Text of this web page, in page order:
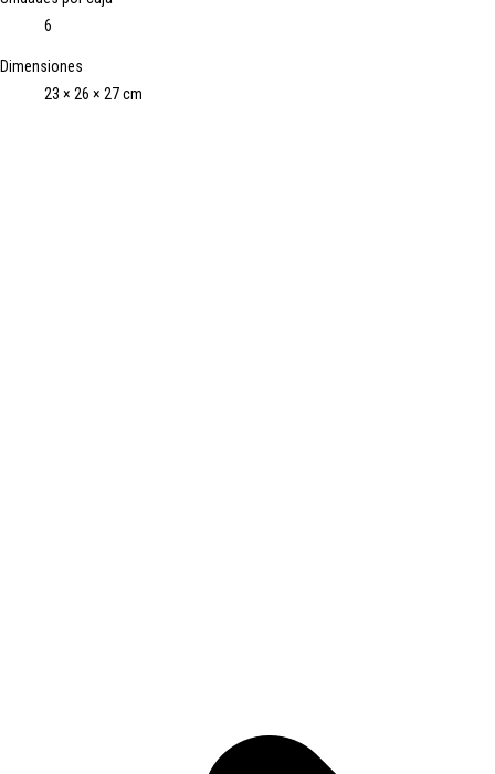
6
Dimensiones
23 × 26 × 27 cm